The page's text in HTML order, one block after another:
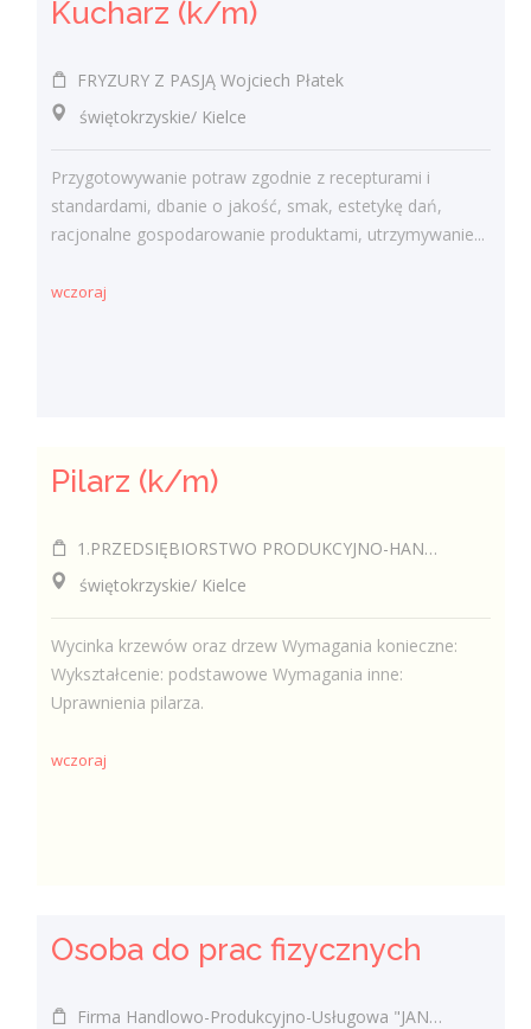
Kucharz (k/m)
FRYZURY Z PASJĄ Wojciech Płatek
świętokrzyskie/ Kielce
Przygotowywanie potraw zgodnie z recepturami i
standardami, dbanie o jakość, smak, estetykę dań,
racjonalne gospodarowanie produktami, utrzymywanie...
wczoraj
Pilarz (k/m)
1.PRZEDSIĘBIORSTWO PRODUKCYJNO-HANDLOWO-USŁUGOWE EUROPLUS JÓZEF MROZOWSKI 2.KAWIARNIA SANTANA JÓZEF MROZOWSKI
świętokrzyskie/ Kielce
Wycinka krzewów oraz drzew Wymagania konieczne:
Wykształcenie: podstawowe Wymagania inne:
Uprawnienia pilarza.
wczoraj
Osoba do prac fizycznych
Firma Handlowo-Produkcyjno-Usługowa "JAN-DREW" Krzysztof Kabała